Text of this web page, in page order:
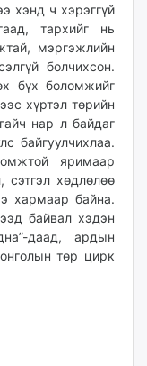
хэнд ч хэрэггүй
тархийг нь
мэргэжлийн
болчихсон.
бүх боломжийг
хүртэл төрийн
нар л байдаг
байгуулчихлаа.
яримаар
сэтгэл хөдлөлөө
хармаар байна.
байвал хэдэн
даад, ардын
төр цирк